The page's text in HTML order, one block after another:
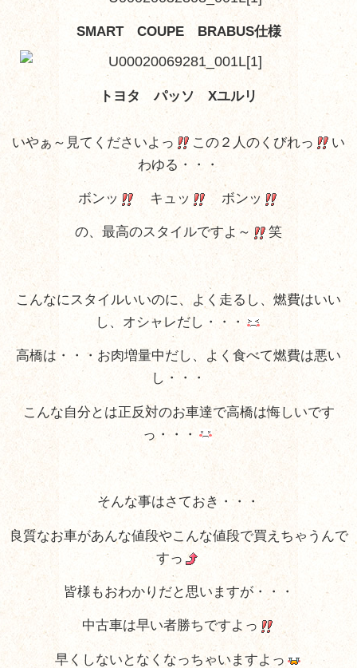
SMART COUPE BRABUS仕様
トヨタ パッソ Xユルリ
いやぁ～見てくださいよっ この２人のくびれっ
い
わゆる・・・
ボンッ キュッ ボンッ
の、最高のスタイルですよ～ 笑
こんなにスタイルいいのに、よく走るし、燃費はいい
し、オシャレだし・・・
高橋は・・・お肉増量中だし、よく食べて燃費は悪い
し・・・
こんな自分とは正反対のお車達で高橋は悔しいです
っ・・・
そんな事はさておき・・・
良質なお車があんな値段やこんな値段で買えちゃうんで
すっ
皆様もおわかりだと思いますが・・・
中古車は早い者勝ちですよっ
早くしないとなくなっちゃいますよっ